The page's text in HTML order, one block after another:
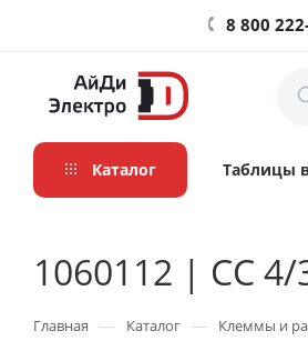
8 800
Каталог Таблицы
1060112 | CC
Главная — Каталог — Клеммы и